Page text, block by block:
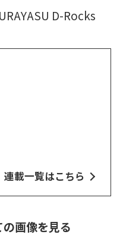
D-Rocks
連載一覧はこちら
画像を見る